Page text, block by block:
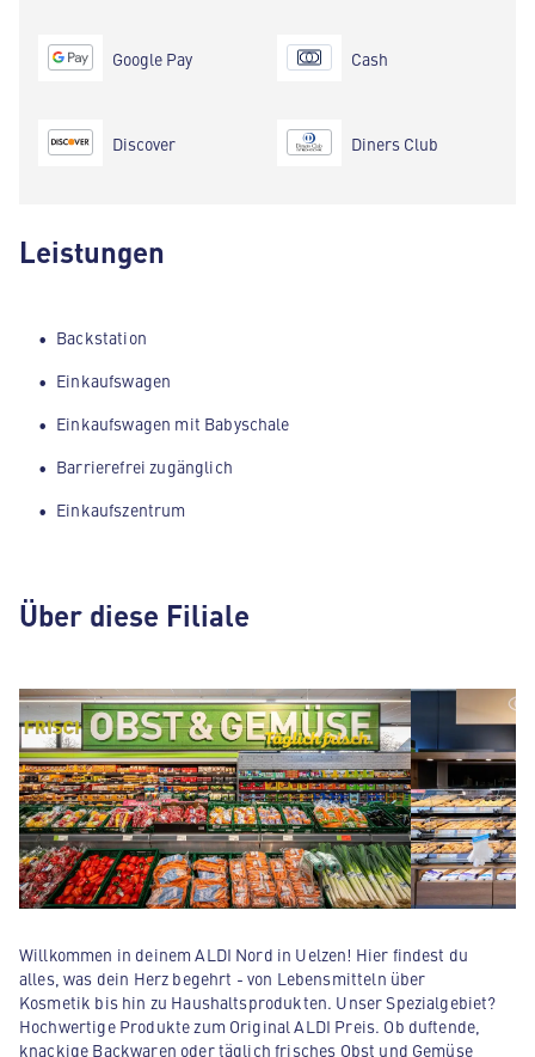
Google Pay
Discover
Cash
Diners Club
Leistungen
Backstation
Einkaufswagen
Einkaufswagen mit Babyschale
Barrierefrei zugänglich
Einkaufszentrum
Über diese Filiale
Willkommen in deinem ALDI Nord in Uelzen! Hier findest du
alles, was dein Herz begehrt - von Lebensmitteln über
Kosmetik bis hin zu Haushaltsprodukten. Unser Spezialgebiet?
Hochwertige Produkte zum Original ALDI Preis. Ob duftende,
knackige Backwaren oder täglich frisches Obst und Gemüse